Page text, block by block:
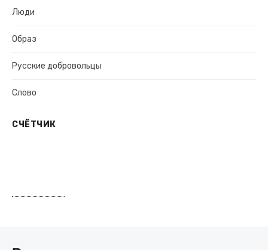
Люди
Образ
Русские добровольцы
Слово
СЧЁТЧИК